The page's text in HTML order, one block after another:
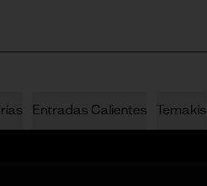
Entradas Calientes Temakis